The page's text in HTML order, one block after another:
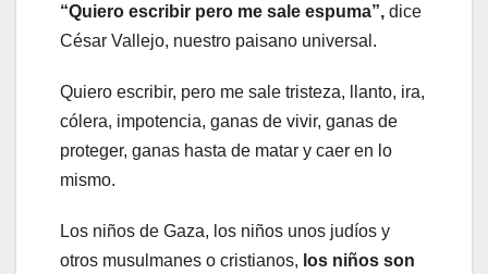
“Quiero escribir pero me sale espuma”, dice
César Vallejo, nuestro paisano universal.
Quiero escribir, pero me sale tristeza, llanto, ira,
cólera, impotencia, ganas de vivir, ganas de
proteger, ganas hasta de matar y caer en lo
mismo.
Los niños de Gaza, los niños unos judíos y
otros musulmanes o cristianos, los niños son